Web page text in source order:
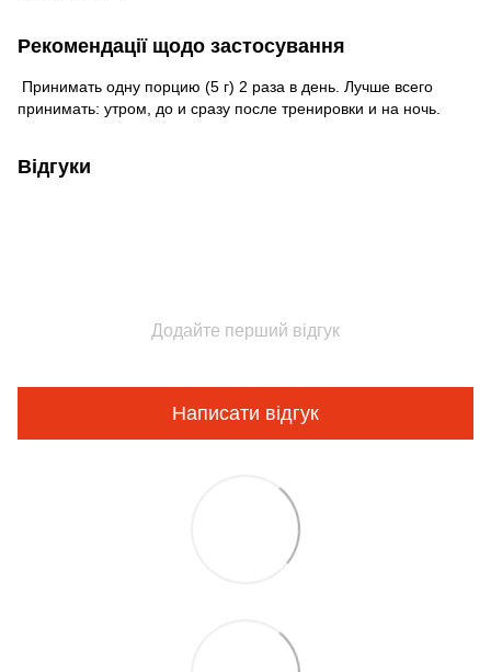
Рекомендації щодо застосування
Принимать одну порцию (5 г) 2 раза в день. Лучше всего
принимать: утром, до и сразу после тренировки и на ночь.
Відгуки
Додайте перший відгук
Написати відгук